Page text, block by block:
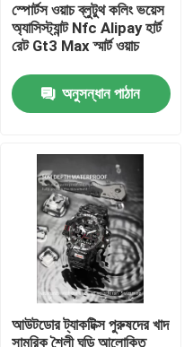
স্পোর্টস ওয়াচ ব্লুটুথ কলিং ভয়েস
অ্যাসিস্ট্যান্ট Nfc Alipay হার্ট
রেট Gt3 Max স্মার্ট ওয়াচ
অনুসন্ধান পাঠান
আউটডোর ট্যাকটিক্স পুরুষদের খাদ
সামরিক শৈলী ঘড়ি আলোকিত